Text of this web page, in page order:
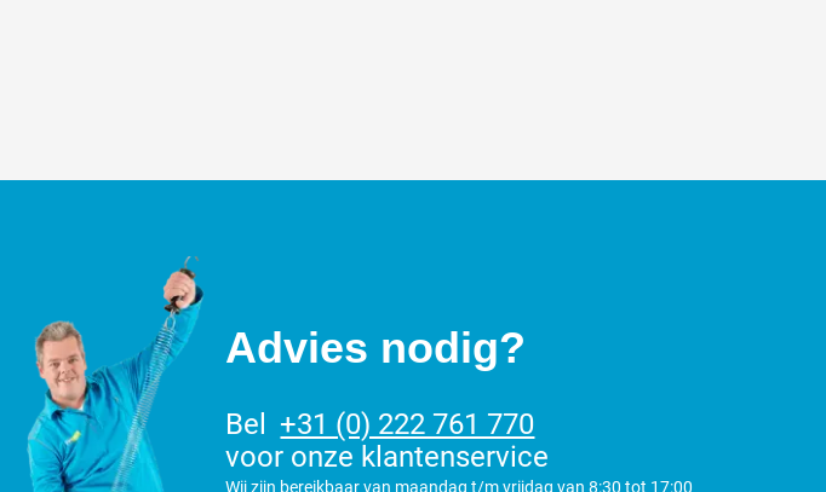
Advies nodig?
Bel
+31 (0) 222 761 770
voor onze klantenservice
Wij zijn bereikbaar van maandag t/m vrijdag van 8:30 tot 17:00